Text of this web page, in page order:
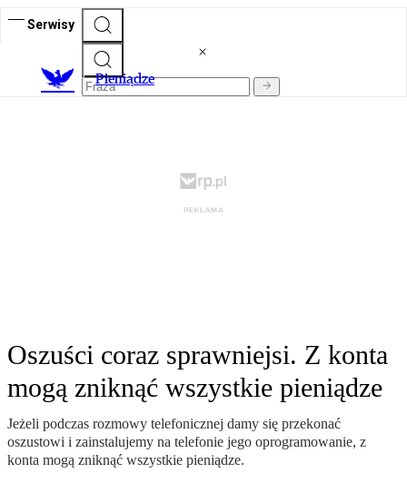
Serwisy
Pieniądze
Oszuści coraz sprawniejsi. Z konta
mogą zniknąć wszystkie pieniądze
Jeżeli podczas rozmowy telefonicznej damy się przekonać
oszustowi i zainstalujemy na telefonie jego oprogramowanie, z
konta mogą zniknąć wszystkie pieniądze.